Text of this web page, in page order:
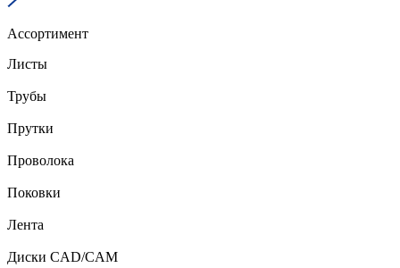
Ассортимент
Листы
Трубы
Прутки
Проволока
Поковки
Лента
Диски CAD/CAM